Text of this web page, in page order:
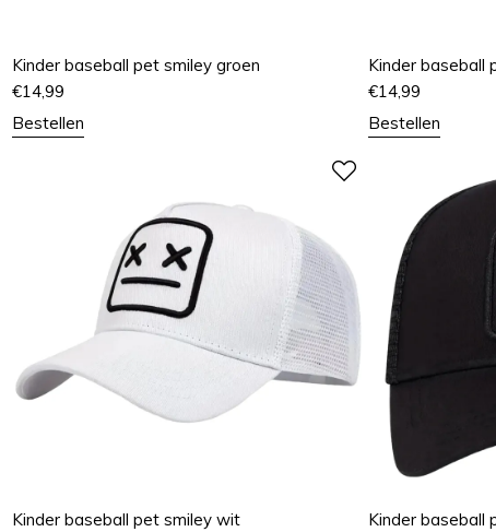
Kinder baseball pet smiley groen
€14,99
Bestellen
Kinder baseball
€14,99
Bestellen
Kinder baseball pet smiley wit
Kinder baseball